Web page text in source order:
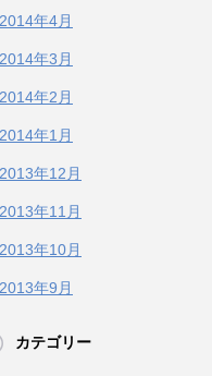
2014年4月
2014年3月
2014年2月
2014年1月
2013年12月
2013年11月
2013年10月
2013年9月
カテゴリー